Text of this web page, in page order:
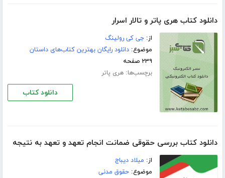
دانلود کتاب هری پاتر و تالار اسرار
از:جی کی رولینگ
موضوع:دانلود رایگان بهترین کتاب‌های داستان
۲۳۹ صفحه
برچسب‌ها:هری پاتر
دانلود کتاب
دانلود کتاب بررسی حقوقی ضمانت انجام تعهد و تعهد به نتیجه
از: میلاد دیباج
موضوع:حقوق مدنی